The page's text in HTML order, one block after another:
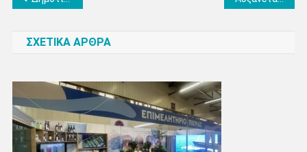
ΣΧΕΤΙΚΑ ΑΡΘΡΑ